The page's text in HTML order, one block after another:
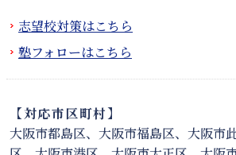
志望校対策はこちら
塾フォローはこちら
【対応市区町村】
大阪市都島区、大阪市福島区、大阪市